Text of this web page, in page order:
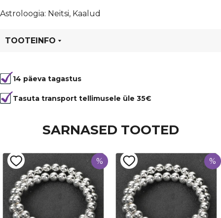
Astroloogia: Neitsi, Kaalud
TOOTEINFO
Värvus
Hall, Lilla
Läbimõõt
8 mm
14 päeva tagastus
Tasuta transport tellimusele üle 35€
SARNASED TOOTED
% %